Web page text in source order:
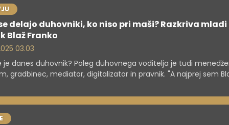
delajo duhovniki, ko niso pri maši? Razkriva mladi
Blaž Franko
03.03
je danes duhovnik? Poleg duhovnega voditelja je tudi
gradbinec, mediator, digitalizator in pravnik. "A najprej sem
od zelo dejavnih župnij v državi. V intervjuju razkriva, kako je
združuje vodenje velike skupnosti, kompleksno upravljanje
vsakodnevno pastoralno delo in življenje brez rednih